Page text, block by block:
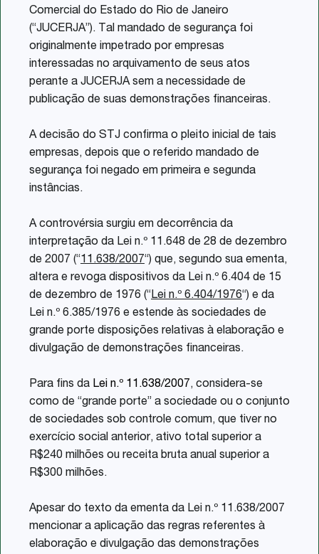
Comercial do Estado do Rio de Janeiro
(“JUCERJA”). Tal mandado de segurança foi
originalmente impetrado por empresas
interessadas no arquivamento de seus atos
perante a JUCERJA sem a necessidade de
publicação de suas demonstrações financeiras.
A decisão do STJ confirma o pleito inicial de tais
empresas, depois que o referido mandado de
segurança foi negado em primeira e segunda
instâncias.
A controvérsia surgiu em decorrência da
interpretação da Lei n.º 11.648 de 28 de dezembro
de 2007 (“11.638/2007“) que, segundo sua ementa,
altera e revoga dispositivos da Lei n.º 6.404 de 15
de dezembro de 1976 (“Lei n.º 6.404/1976“) e da
Lei n.º 6.385/1976 e estende às sociedades de
grande porte disposições relativas à elaboração e
divulgação de demonstrações financeiras.
Para fins da Lei n.º 11.638/2007, considera-se
como de “grande porte” a sociedade ou o conjunto
de sociedades sob controle comum, que tiver no
exercício social anterior, ativo total superior a
R$240 milhões ou receita bruta anual superior a
R$300 milhões.
Apesar do texto da ementa da Lei n.º 11.638/2007
mencionar a aplicação das regras referentes à
elaboração e divulgação das demonstrações